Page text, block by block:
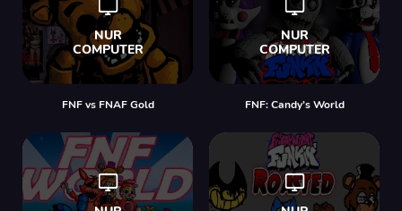
FNF vs FNAF Gold FNF: Candy’s World